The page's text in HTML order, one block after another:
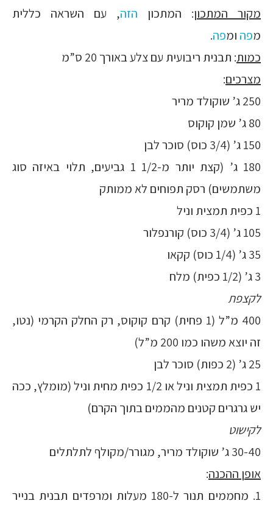
מקור המתכון: המתכון הזה, עם השראה כללית
מפה ומפה.
כמות: תבנית ריבועית עם צלע באורך 20 ס”מ
מצרכים:
250 ג’ שוקולד מריר
80 ג’ שמן קוקוס
150 ג’ (3/4 כוס) סוכר לבן
180 ג’ (קצת יותר מ-1/2 1 גביעים, תלוי באיזה סוג
משתמשים) רסק תפוחים לא ממותק
1 כפית תמצית וניל
105 ג’ (3/4 כוס) קורנפלור
35 ג’ (1/4 כוס) קקאו
3 ג’ (1/2 כפית) מלח
לקצפת
400 מ”ל (1 פחית) קרם קוקוס, רק החלק הקרמי (נטו,
זה יוצא משהו כמו 200 מ”ל)
25 ג’ (2 כפות) סוכר לבן
1 כפית תמצית וניל או 1/2 כפית מחית וניל (מומלץ, ככה
יש גרגרים קטנים מהממים בתוך הקרם)
לקישוט
30-40 ג’ שוקולד מריר, מגורר/מקולף לתלתלים
אופן ההכנה:
1. מחממים תנור ל-180 מעלות ומרפדים תבנית בנייר